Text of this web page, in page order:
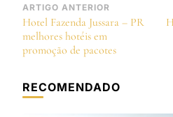
Navegação
de
post
ARTIGO ANTERIOR
Hotel Fazenda Jussara – PR
melhores hotéis em
promoção de pacotes
RECOMENDADO